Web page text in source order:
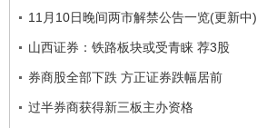
11月10日晚间两市解禁公告一览(更新中)
山西证券：铁路板块或受青睐 荐3股
券商股全部下跌 方正证券跌幅居前
过半券商获得新三板主办资格